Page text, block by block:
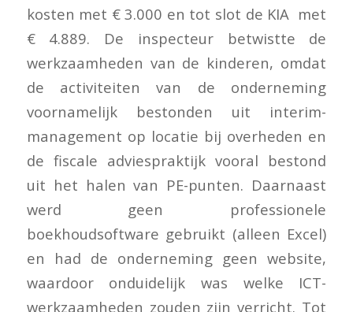
kosten met € 3.000 en tot slot de KIA met
€ 4.889. De inspecteur betwistte de
werkzaamheden van de kinderen, omdat
de activiteiten van de onderneming
voornamelijk bestonden uit interim-
management op locatie bij overheden en
de fiscale adviespraktijk vooral bestond
uit het halen van PE-punten. Daarnaast
werd geen professionele
boekhoudsoftware gebruikt (alleen Excel)
en had de onderneming geen website,
waardoor onduidelijk was welke ICT-
werkzaamheden zouden zijn verricht. Tot